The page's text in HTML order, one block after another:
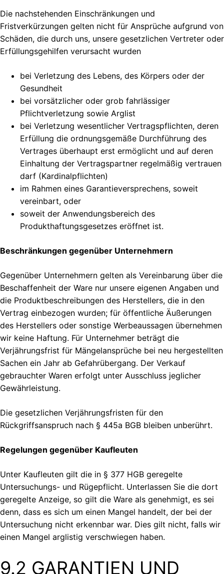
Die nachstehenden Einschränkungen und
Fristverkürzungen gelten nicht für Ansprüche aufgrund von
Schäden, die durch uns, unsere gesetzlichen Vertreter oder
Erfüllungsgehilfen verursacht wurden
bei Verletzung des Lebens, des Körpers oder der
Gesundheit
bei vorsätzlicher oder grob fahrlässiger
Pflichtverletzung sowie Arglist
bei Verletzung wesentlicher Vertragspflichten, deren
Erfüllung die ordnungsgemäße Durchführung des
Vertrages überhaupt erst ermöglicht und auf deren
Einhaltung der Vertragspartner regelmäßig vertrauen
darf (Kardinalpflichten)
im Rahmen eines Garantieversprechens, soweit
vereinbart, oder
soweit der Anwendungsbereich des
Produkthaftungsgesetzes eröffnet ist.
Beschränkungen gegenüber Unternehmern
Gegenüber Unternehmern gelten als Vereinbarung über die
Beschaffenheit der Ware nur unsere eigenen Angaben und
die Produktbeschreibungen des Herstellers, die in den
Vertrag einbezogen wurden; für öffentliche Äußerungen
des Herstellers oder sonstige Werbeaussagen übernehmen
wir keine Haftung. Für Unternehmer beträgt die
Verjährungsfrist für Mängelansprüche bei neu hergestellten
Sachen ein Jahr ab Gefahrübergang. Der Verkauf
gebrauchter Waren erfolgt unter Ausschluss jeglicher
Gewährleistung.
Die gesetzlichen Verjährungsfristen für den
Rückgriffsanspruch nach § 445a BGB bleiben unberührt.
Regelungen gegenüber Kaufleuten
Unter Kaufleuten gilt die in § 377 HGB geregelte
Untersuchungs- und Rügepflicht. Unterlassen Sie die dort
geregelte Anzeige, so gilt die Ware als genehmigt, es sei
denn, dass es sich um einen Mangel handelt, der bei der
Untersuchung nicht erkennbar war. Dies gilt nicht, falls wir
einen Mangel arglistig verschwiegen haben.
9.2 GARANTIEN UND